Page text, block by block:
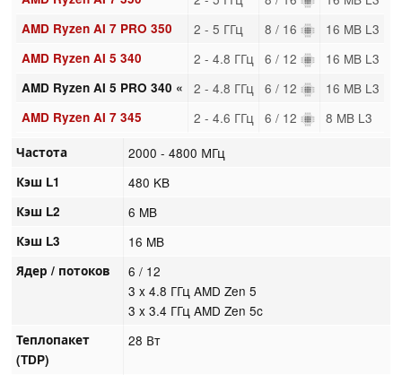
AMD Ryzen AI 7 PRO 350 2 - 5 ГГц 8 / 16 16 MB L3
AMD Ryzen AI 5 340 2 - 4.8 ГГц 6 / 12 16 MB L3
AMD Ryzen AI 5 PRO 340 « 2 - 4.8 ГГц 6 / 12 16 MB L3
AMD Ryzen AI 7 345 2 - 4.6 ГГц 6 / 12 8 MB L3
Частота 2000 - 4800 МГц
Кэш L1 480 KB
Кэш L2 6 MB
Кэш L3 16 MB
Ядер / потоков
6 / 12
3 x 4.8 ГГц AMD Zen 5
3 x 3.4 ГГц AMD Zen 5c
Теплопакет
(TDP)
28 Вт